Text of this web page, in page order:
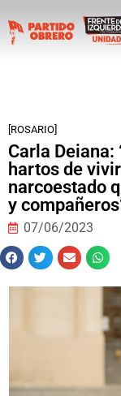
[ROSARIO]
Carla Deiana:
hartos de
narcoestado
y
07/06/2023